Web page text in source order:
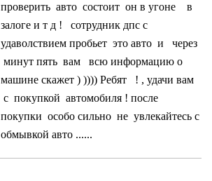
проверить авто состоит он в угоне в
залоге и т д ! сотрудник дпс с
удаволствием пробьет это авто и через
минут пять вам всю информацию о
машине скажет ) )))) Ребят ! , удачи вам
с покупкой автомобиля ! после
покупки особо сильно не увлекайтесь с
обмывкой авто ......